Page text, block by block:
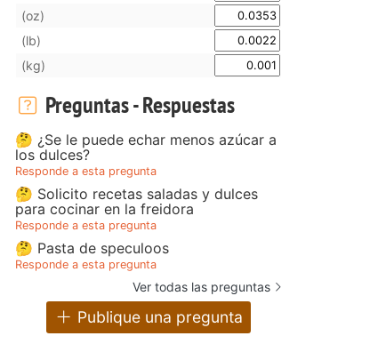
(oz)
(lb)
(kg)
Preguntas - Respuestas
🤔 ¿Se le puede echar menos azúcar a
los dulces?
Responde a esta pregunta
🤔 Solicito recetas saladas y dulces
para cocinar en la freidora
Responde a esta pregunta
🤔 Pasta de speculoos
Responde a esta pregunta
Ver todas las preguntas
Publique una pregunta